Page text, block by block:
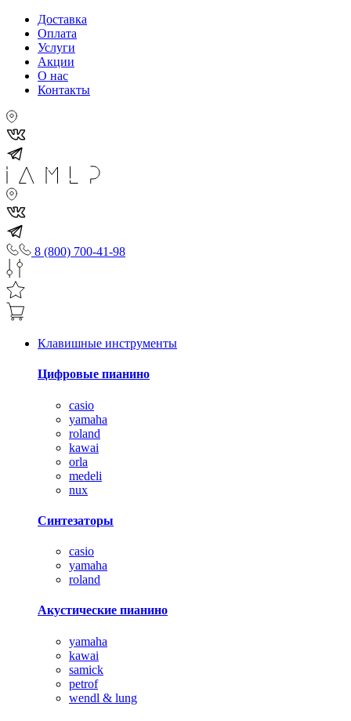
Доставка
Оплата
Услуги
Акции
О нас
Контакты
8 (800) 700-41-98
Клавишные инструменты
Цифровые пианино
casio
yamaha
roland
kawai
orla
medeli
nux
Синтезаторы
casio
yamaha
roland
Акустические пианино
yamaha
kawai
samick
petrof
wendl & lung